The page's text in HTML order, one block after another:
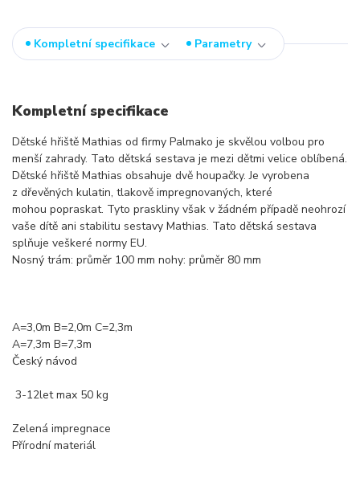
Kompletní specifikace Parametry
Kompletní specifikace
Dětské hřiště Mathias od firmy Palmako je skvělou volbou pro
menší zahrady. Tato dětská sestava je mezi dětmi velice oblíbená.
Dětské hřiště Mathias obsahuje dvě houpačky. Je vyrobena
z dřevěných kulatin, tlakově impregnovaných, které
mohou popraskat. Tyto praskliny však v žádném případě neohrozí
vaše dítě ani stabilitu sestavy Mathias. Tato dětská sestava
splňuje veškeré normy EU.
Nosný trám: průměr 100 mm nohy: průměr 80 mm
A=3,0m B=2,0m C=2,3m
A=7,3m B=7,3m
Český návod
3-12let max 50 kg
Zelená impregnace
Přírodní materiál